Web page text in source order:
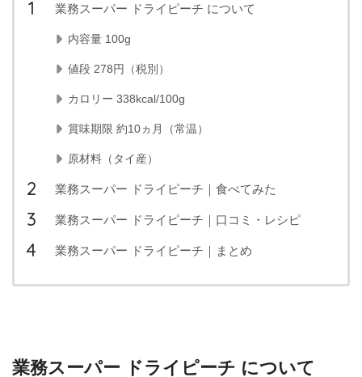
業務スーパー ドライピーチ について
内容量 100g
値段 278円（税別）
カロリー 338kcal/100g
賞味期限 約10ヵ月（常温）
原材料（タイ産）
業務スーパー ドライピーチ｜食べてみた
業務スーパー ドライピーチ｜口コミ・レシピ
業務スーパー ドライピーチ｜まとめ
業務スーパー ドライピーチ について